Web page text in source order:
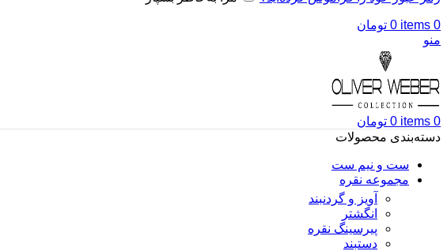
0
items
0 تومان
منو
0
items
0 تومان
دسته‌بندی محصولات
ست و نیم ست
مجموعه نقره
آویز و گردنبند
انگشتر
پیرسینگ نقره
دستبند